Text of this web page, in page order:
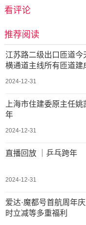
看评论
推荐阅读
江苏路二级出口匝道今
横通道主线所有匝道建
2024-12-31
上海市住建委原主任
年
2024-12-31
直播回放 ｜乒乓跨年
2024-12-31
爱达·魔都号首航周年
时立减等多重福利